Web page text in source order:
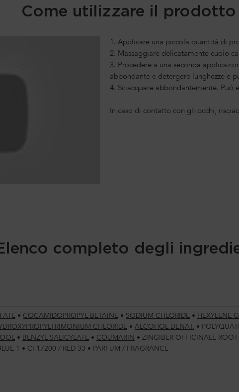
Come utilizzare il prodotto
1. Applicare una piccola quantità di
2. Massaggiare delicatamente cuoio
3. Procedere a una seconda
abbondante e detergere lunghezze e
4. Sciacquare abbondantemente. Può
In caso di contatto con gli occhi,
completo degli
• COCAMIDOPROPYL BETAINE • SODIUM CHLORIDE • HEXYLENE
CHLORIDE • ALCOHOL DENAT. •
• BENZYL SALICYLATE • COUMARIN • ZINGIBER OFFICINALE
1 • CI 17200 / RED 33 • PARFUM / FRAGRANCE